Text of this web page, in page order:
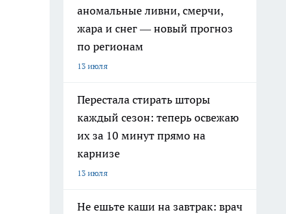
аномальные ливни, смерчи,
жара и снег — новый прогноз
по регионам
13 июля
Перестала стирать шторы
каждый сезон: теперь освежаю
их за 10 минут прямо на
карнизе
13 июля
Не ешьте каши на завтрак: врач